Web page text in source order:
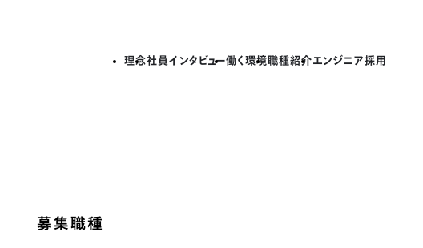
理念社員インタビュー働く環境職種紹介エンジニア採用
募集職種